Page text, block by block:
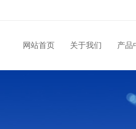
网站首页 关于我们 产品